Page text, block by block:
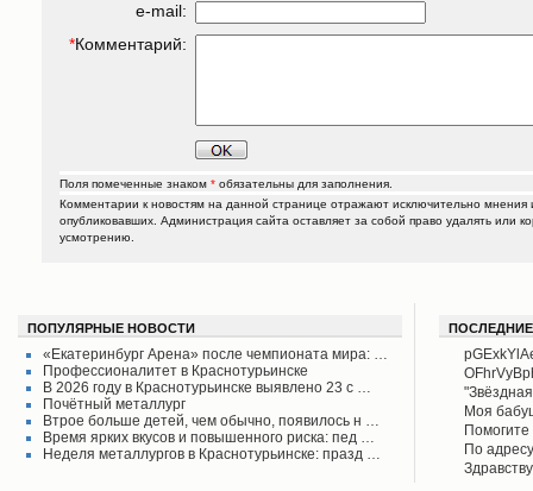
e-mail:
*Комментарий:
Поля помеченные знаком * обязательны для заполнения.
Комментарии к новостям на данной странице отражают исключительно мнения
опубликовавших. Администрация сайта оставляет за собой право удалять или
усмотрению.
ПОПУЛЯРНЫЕ НОВОСТИ
«Екатеринбург Арена» после чемпионата мира: …
Профессионалитет в Краснотурьинске
В 2026 году в Краснотурьинске выявлено 23 с …
Почётный металлург
Втрое больше детей, чем обычно, появилось н …
Время ярких вкусов и повышенного риска: пед …
Неделя металлургов в Краснотурьинске: празд …
своего
поднял
Моя
Айрих
в
По